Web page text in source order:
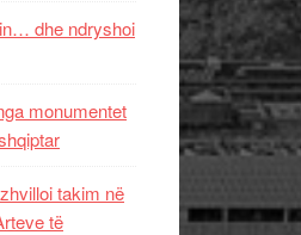
dhe ndryshoi
monumentet
takim në
të